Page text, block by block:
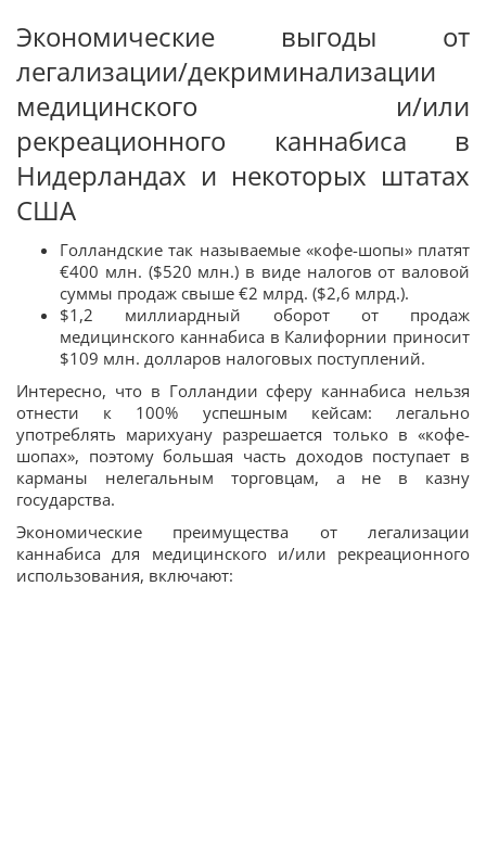
Экономические выгоды от
легализации/декриминализации
медицинского и/или
рекреационного каннабиса в
Нидерландах и некоторых штатах
США
Голландские так называемые «кофе-шопы» платят
€400 млн. ($520 млн.) в виде налогов от валовой
суммы продаж свыше €2 млрд. ($2,6 млрд.).
$1,2 миллиардный оборот от продаж
медицинского каннабиса в Калифорнии приносит
$109 млн. долларов налоговых поступлений.
Интересно, что в Голландии сферу каннабиса нельзя
отнести к 100% успешным кейсам: легально
употреблять марихуану разрешается только в «кофе-
шопах», поэтому большая часть доходов поступает в
карманы нелегальным торговцам, а не в казну
государства.
Экономические преимущества от легализации
каннабиса для медицинского и/или рекреационного
использования, включают: